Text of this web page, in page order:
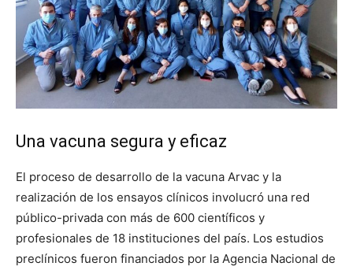
Una vacuna segura y eficaz
El proceso de desarrollo de la vacuna Arvac y la
realización de los ensayos clínicos involucró una red
público-privada con más de 600 científicos y
profesionales de 18 instituciones del país. Los estudios
preclínicos fueron financiados por la Agencia Nacional de